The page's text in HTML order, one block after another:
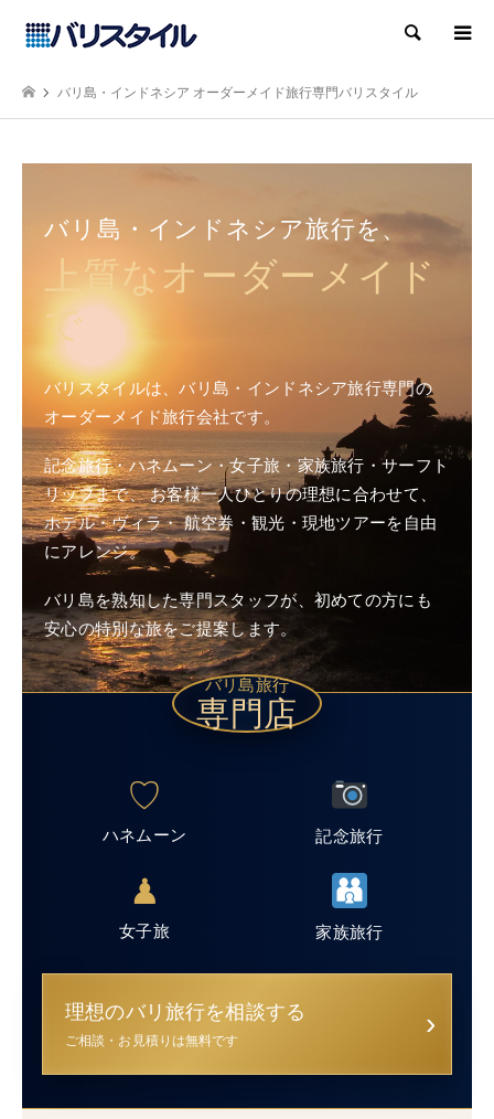
検索
バリ島・インドネシア オーダーメイド旅行専門バリスタイル
バリ島・インドネシア旅行を、
上質なオーダーメイド
で
バリスタイルは、バリ島・インドネシア旅行専門の
オーダーメイド旅行会社です。
記念旅行・ハネムーン・女子旅・家族旅行・サーフト
リップまで、お客様一人ひとりの理想に合わせて、
ホテル・ヴィラ・航空券・観光・現地ツアーを自由
にアレンジ。
バリ島を熟知した専門スタッフが、初めての方にも
安心の特別な旅をご提案します。
バリ島旅行
専門店
♡
ハネムーン 記念旅行
♟
女子旅 家族旅行
理想のバリ旅行を相談する
ご相談・お見積りは無料です ›